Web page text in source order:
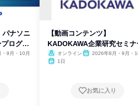
パナソニ
ログラ
9月・10月
【動画コンテンツ】
KADOKAWA企業研究セミナ
オンライン
2026年8月・9月・
1日
お気に入り